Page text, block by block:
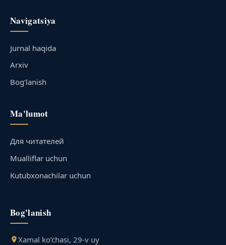
Navigatsiya
Jurnal haqida
Arxiv
Bog‘lanish
Ma'lumot
Для читателей
Mualliflar uchun
Kutubxonachilar uchun
Bog'lanish
Xamal ko‘chasi, 29-v uy